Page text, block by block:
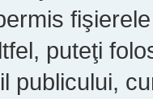
puteţi
publicului,